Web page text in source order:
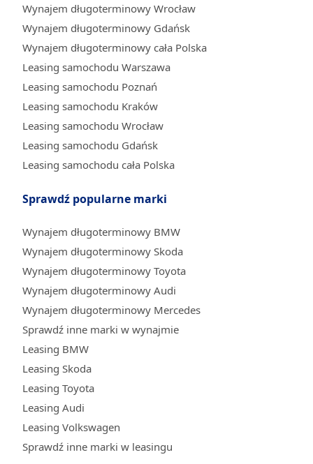
Wynajem długoterminowy Wrocław
Wynajem długoterminowy Gdańsk
Wynajem długoterminowy cała Polska
Leasing samochodu Warszawa
Leasing samochodu Poznań
Leasing samochodu Kraków
Leasing samochodu Wrocław
Leasing samochodu Gdańsk
Leasing samochodu cała Polska
Sprawdź popularne marki
Wynajem długoterminowy BMW
Wynajem długoterminowy Skoda
Wynajem długoterminowy Toyota
Wynajem długoterminowy Audi
Wynajem długoterminowy Mercedes
Sprawdź inne marki w wynajmie
Leasing BMW
Leasing Skoda
Leasing Toyota
Leasing Audi
Leasing Volkswagen
Sprawdź inne marki w leasingu